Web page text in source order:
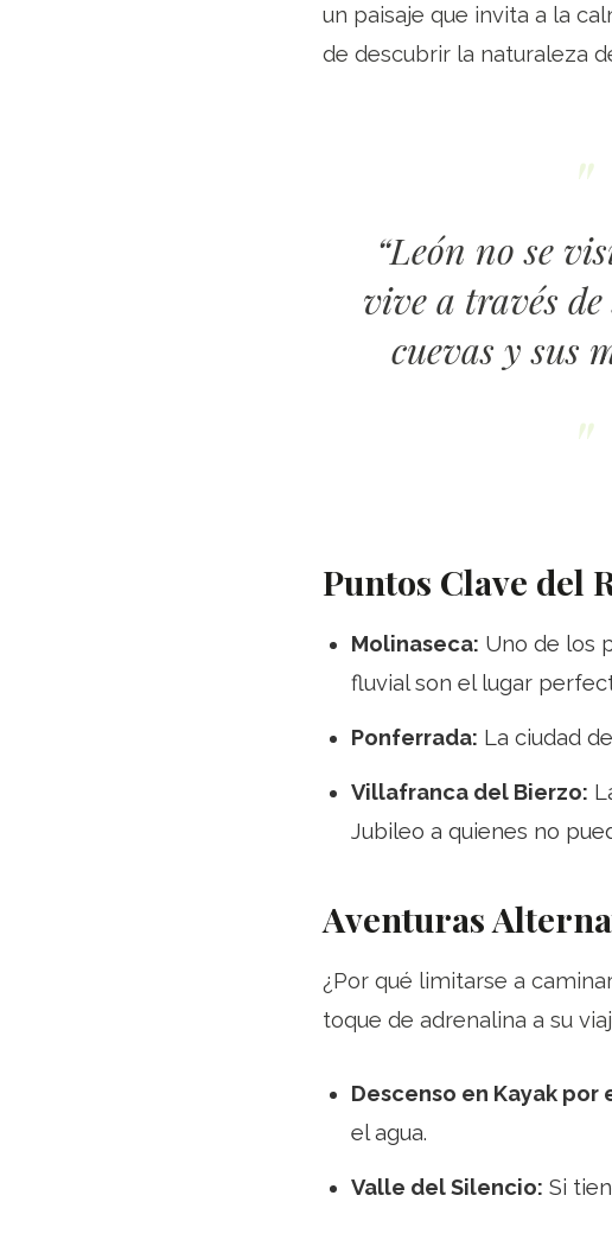
un paisaje que invita a la
de descubrir la naturaleza
“León no se
vive a través
cuevas y sus
Puntos Clave del
Molinaseca: Uno de los
fluvial son el lugar
Ponferrada: La ciudad
Villafranca del Bierzo:
Jubileo a quienes no
Aventuras
¿Por qué limitarse a
toque de adrenalina a su
Descenso en Kayak por
el agua.
Valle del Silencio: Si